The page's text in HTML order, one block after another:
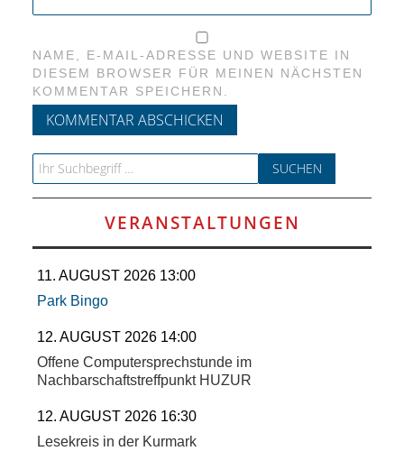
NAME, E-MAIL-ADRESSE UND WEBSITE IN
DIESEM BROWSER FÜR MEINEN NÄCHSTEN
KOMMENTAR SPEICHERN.
Search for:
VERANSTALTUNGEN
11. AUGUST 2026 13:00
Park Bingo
12. AUGUST 2026 14:00
Offene Computersprechstunde im
Nachbarschaftstreffpunkt HUZUR
12. AUGUST 2026 16:30
Lesekreis in der Kurmark